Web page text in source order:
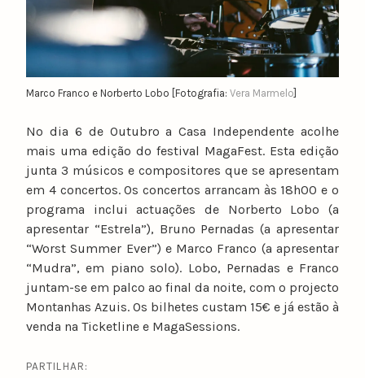
a
r
i
n
o
Marco Franco e Norberto Lobo [Fotografia: Vera Marmelo
No dia 6 de Outubro a Casa Independente acolhe
mais uma edição do festival MagaFest. Esta edição
junta 3 músicos e compositores que se apresentam
em 4 concertos. Os concertos arrancam às 18h00 e o
programa inclui actuações de Norberto Lobo (a
apresentar “Estrela”), Bruno Pernadas (a apresentar
“Worst Summer Ever”) e Marco Franco (a apresentar
“Mudra”, em piano solo). Lobo, Pernadas e Franco
juntam-se em palco ao final da noite, com o projecto
Montanhas Azuis. Os bilhetes custam 15€ e já estão à
venda na Ticketline e MagaSessions.
PARTILHAR: